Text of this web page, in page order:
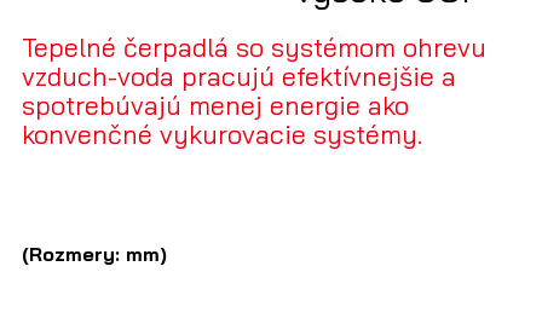
Tepelné čerpadlá so systémom ohrevu
vzduch-voda pracujú efektívnejšie a
spotrebúvajú menej energie ako
konvenčné vykurovacie systémy.
(Rozmery: mm)